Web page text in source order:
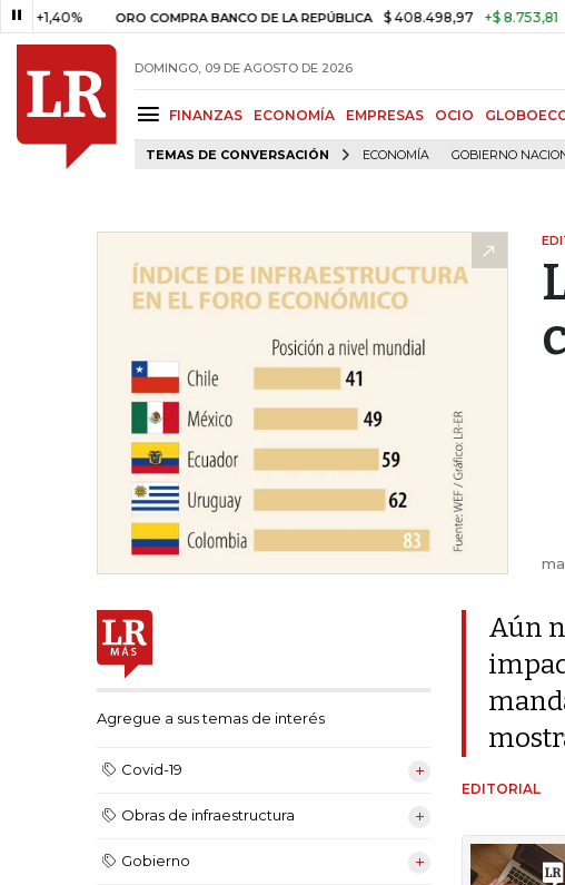
ORO COMPRA BANCO DE LA REPÚBLICA $ 408.498,97 +$ 8.753,81 +2,19%
DOMINGO, 09 DE AGOSTO DE 2026
FINANZAS ECONOMÍA EMPRESAS OCIO
TEMAS DE CONVERSACIÓN ECONOMÍA GOBIERNO
Agregue a sus temas de interés
Covid-19
Obras de infraestructura
Gobierno
Aún
EDITORIAL